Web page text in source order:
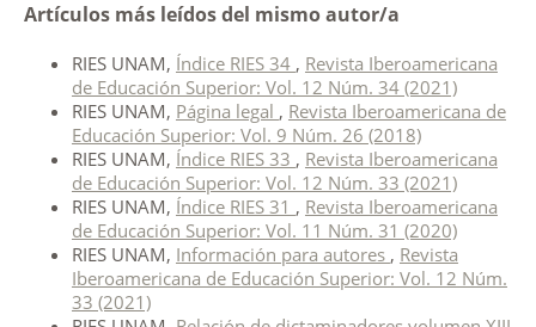
Artículos más leídos del mismo autor/a
RIES UNAM, Índice RIES 34 , Revista Iberoamericana
de Educación Superior: Vol. 12 Núm. 34 (2021)
RIES UNAM, Página legal , Revista Iberoamericana de
Educación Superior: Vol. 9 Núm. 26 (2018)
RIES UNAM, Índice RIES 33 , Revista Iberoamericana
de Educación Superior: Vol. 12 Núm. 33 (2021)
RIES UNAM, Índice RIES 31 , Revista Iberoamericana
de Educación Superior: Vol. 11 Núm. 31 (2020)
RIES UNAM, Información para autores , Revista
Iberoamericana de Educación Superior: Vol. 12 Núm.
33 (2021)